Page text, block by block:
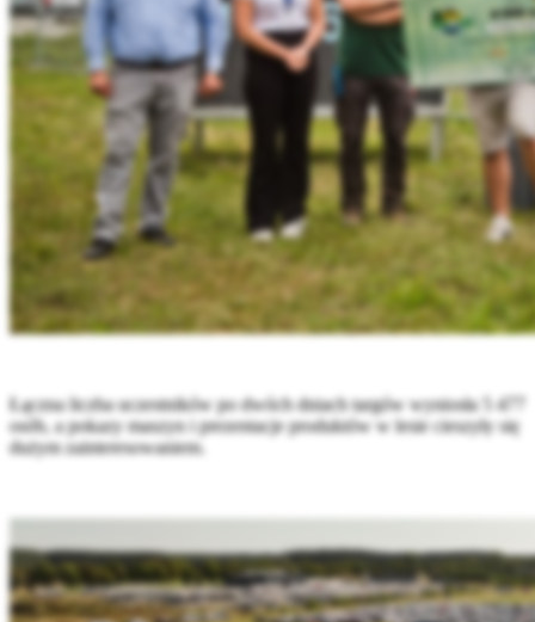
Łączna liczba uczestników po dwóch dniach targów wyniosła 5 477
osób, a pokazy maszyn i prezentacje produktów w lesie cieszyły się
dużym zainteresowaniem.